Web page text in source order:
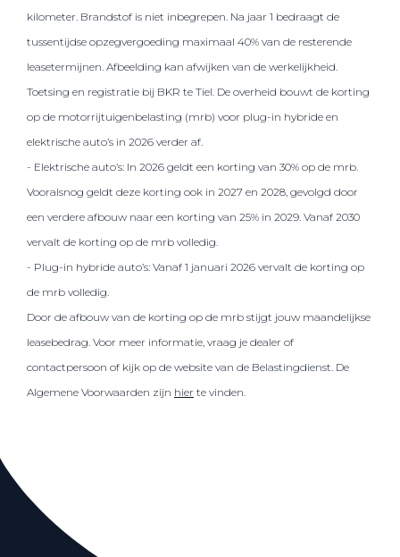
kilometer. Brandstof is niet inbegrepen. Na jaar 1 bedraagt de
tussentijdse opzegvergoeding maximaal 40% van de resterende
leasetermijnen. Afbeelding kan afwijken van de werkelijkheid.
Toetsing en registratie bij BKR te Tiel. De overheid bouwt de korting
op de motorrijtuigenbelasting (mrb) voor plug-in hybride en
elektrische auto’s in 2026 verder af.
- Elektrische auto’s: In 2026 geldt een korting van 30% op de mrb.
Vooralsnog geldt deze korting ook in 2027 en 2028, gevolgd door
een verdere afbouw naar een korting van 25% in 2029. Vanaf 2030
vervalt de korting op de mrb volledig.
- Plug-in hybride auto’s: Vanaf 1 januari 2026 vervalt de korting op
de mrb volledig.
Door de afbouw van de korting op de mrb stijgt jouw maandelijkse
leasebedrag. Voor meer informatie, vraag je dealer of
contactpersoon of kijk op de website van de Belastingdienst. De
Algemene Voorwaarden zijn hier te vinden.